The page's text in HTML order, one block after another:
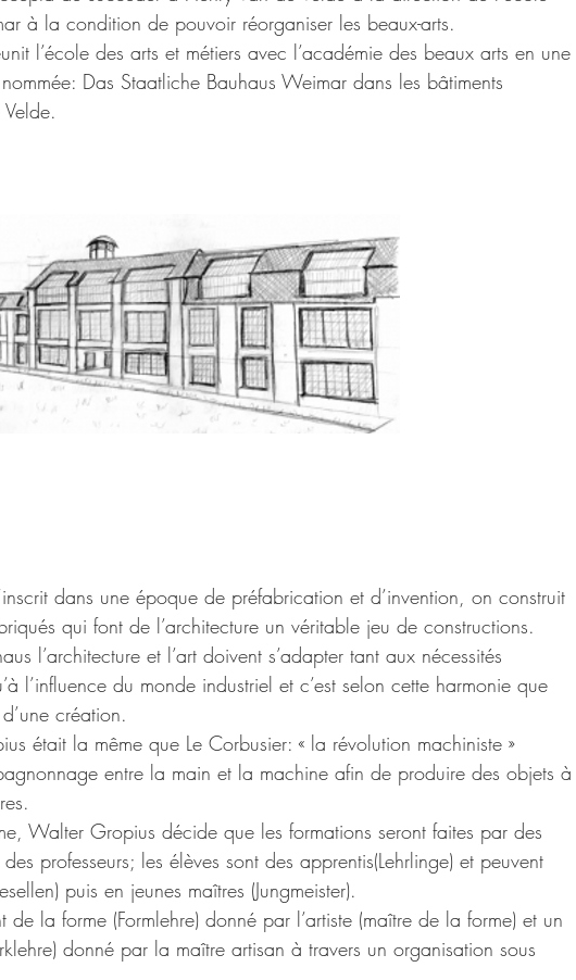
à la condition de pouvoir réorganiser les beaux-arts.
l’école des arts et métiers avec l’académie des beaux arts en une
Das Staatliche Bauhaus Weimar dans les bâtiments
dans une époque de préfabrication et d’invention, on construit
qui font de l’architecture un véritable jeu de constructions.
l’architecture et l’art doivent s’adapter tant aux nécessités
l’influence du monde industriel et c’est selon cette harmonie que
création.
était la même que Le Corbusier: « la révolution machiniste »
entre la main et la machine afin de produire des objets à
Walter Gropius décide que les formations seront faites par des
professeurs; les élèves sont des apprentis(Lehrlinge) et peuvent
puis en jeunes maîtres (Jungmeister).
la forme (Formlehre) donné par l’artiste (maître de la forme) et un
donné par la maître artisan à travers un organisation sous